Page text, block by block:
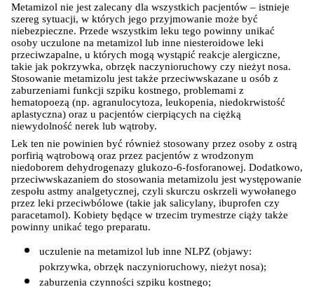
Metamizol nie jest zalecany dla wszystkich pacjentów – istnieje
szereg sytuacji, w których jego przyjmowanie może być
niebezpieczne. Przede wszystkim leku tego powinny unikać
osoby uczulone na metamizol lub inne niesteroidowe leki
przeciwzapalne, u których mogą wystąpić reakcje alergiczne,
takie jak pokrzywka, obrzęk naczynioruchowy czy nieżyt nosa.
Stosowanie metamizolu jest także przeciwwskazane u osób z
zaburzeniami funkcji szpiku kostnego, problemami z
hematopoezą (np. agranulocytoza, leukopenia, niedokrwistość
aplastyczna) oraz u pacjentów cierpiących na ciężką
niewydolność nerek lub wątroby.
Lek ten nie powinien być również stosowany przez osoby z ostrą
porfirią wątrobową oraz przez pacjentów z wrodzonym
niedoborem dehydrogenazy glukozo-6-fosforanowej. Dodatkowo,
przeciwwskazaniem do stosowania metamizolu jest występowanie
zespołu astmy analgetycznej, czyli skurczu oskrzeli wywołanego
przez leki przeciwbólowe (takie jak salicylany, ibuprofen czy
paracetamol). Kobiety będące w trzecim trymestrze ciąży także
powinny unikać tego preparatu.
uczulenie na metamizol lub inne NLPZ (objawy:
pokrzywka, obrzęk naczynioruchowy, nieżyt nosa);
zaburzenia czynności szpiku kostnego;